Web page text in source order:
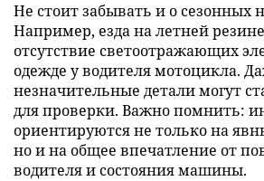
Не стоит забывать и о сезонных
Например, езда на летней
отсутствие светоотражающих
одежде у водителя мотоцикла.
незначительные детали могут
для проверки. Важно помнить:
ориентируются не только на
но и на общее впечатление от
водителя и состояния машины.